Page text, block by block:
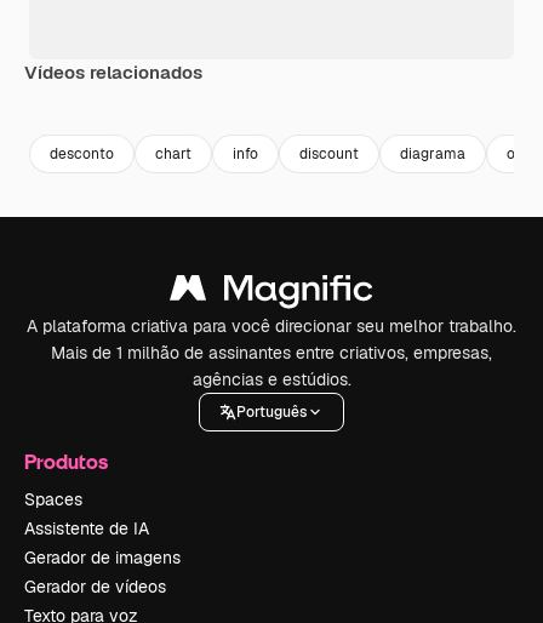
Vídeos relacionados
desconto chart info discount diagrama off
A plataforma criativa para você direcionar seu melhor trabalho.
Mais de 1 milhão de assinantes entre criativos, empresas,
agências e estúdios.
Português
Produtos
Spaces
Assistente de IA
Gerador de imagens
Gerador de vídeos
Texto para voz